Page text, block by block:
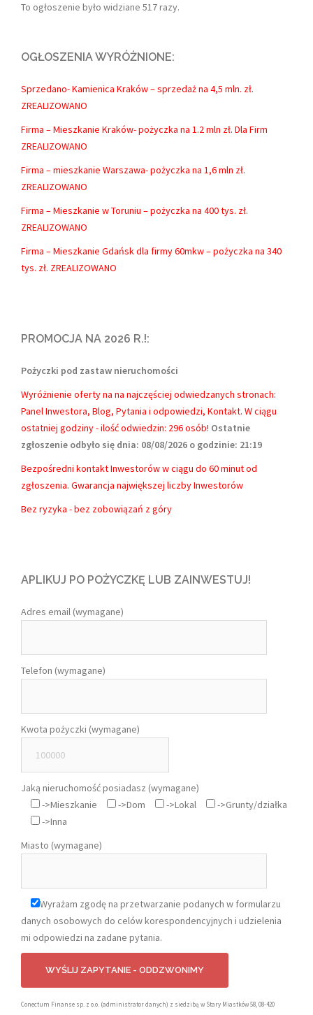
To ogłoszenie było widziane 517 razy.
OGŁOSZENIA WYRÓŻNIONE:
Sprzedano- Kamienica Kraków – sprzedaż na 4,5 mln. zł.
ZREALIZOWANO
Firma – Mieszkanie Kraków- pożyczka na 1.2 mln zł. Dla Firm
ZREALIZOWANO
Firma – mieszkanie Warszawa- pożyczka na 1,6 mln zł.
ZREALIZOWANO
Firma – Mieszkanie w Toruniu – pożyczka na 400 tys. zł.
ZREALIZOWANO
Firma – Mieszkanie Gdańsk dla firmy 60mkw – pożyczka na 340
tys. zł. ZREALIZOWANO
PROMOCJA NA 2026 R.!:
Pożyczki pod zastaw nieruchomości
Wyróżnienie oferty na na najczęściej odwiedzanych stronach:
Panel Inwestora, Blog, Pytania i odpowiedzi, Kontakt. W ciągu
ostatniej godziny - ilość odwiedzin: 296 osób! Ostatnie
zgłoszenie odbyło się dnia: 08/08/2026 o godzinie: 21:19
Bezpośredni kontakt Inwestorów w ciągu do 60 minut od
zgłoszenia. Gwarancja największej liczby Inwestorów
Bez ryzyka - bez zobowiązań z góry
APLIKUJ PO POŻYCZKĘ LUB ZAINWESTUJ!
Adres email (wymagane)
Telefon (wymagane)
Kwota pożyczki (wymagane)
Jaką nieruchomość posiadasz (wymagane)
->Mieszkanie
->Dom ->Lokal
->Grunty/działka
->Inna
Miasto (wymagane)
Wyrażam zgodę na przetwarzanie podanych w formularzu
danych osobowych do celów korespondencyjnych i udzielenia
mi odpowiedzi na zadane pytania.
Conectum Finanse sp. z o.o. (administrator danych) z siedzibą w Stary Miastków 58, 08-420